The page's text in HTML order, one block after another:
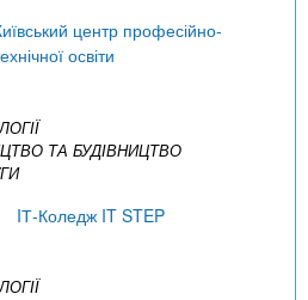
центр професійно-
освіти
ТА БУДІВНИЦТВО
IТ-Коледж IT STEP